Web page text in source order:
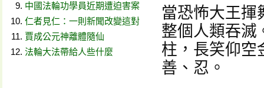
中國法輪功學員近期遭迫害案
仁者見仁：一則新聞改變這對
賈成公元神離體隨仙
法輪大法帶給人些什麼
當恐怖大王揮
整個人類吞滅
柱，長笑仰空
善、忍。